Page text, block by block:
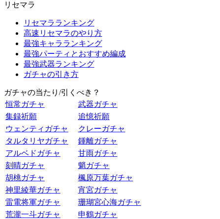
リセマラ
リセマラランキング
高速リセマラのやり方
最強キャラランキング
最強パーティとおすすめ編成
最強武器ランキング
ガチャの引き方
ガチャの当たり/引くべき？
恒常ガチャ
武器ガチャ
集録祈願
追憶祈願
ウェンティガチャ
クレーガチャ
タルタリヤガチャ
鍾離ガチャ
アルベドガチャ
甘雨ガチャ
刻晴ガチャ
魈ガチャ
胡桃ガチャ
楓原万葉ガチャ
神里綾華ガチャ
宵宮ガチャ
雷電将軍ガチャ
珊瑚宮心海ガチャ
荒瀧一斗ガチャ
申鶴ガチャ